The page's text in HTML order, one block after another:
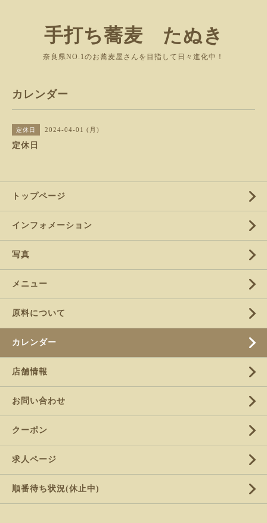
手打ち蕎麦 たぬき
奈良県NO.1のお蕎麦屋さんを目指して日々進化中！
カレンダー
定休日 2024-04-01 (月)
定休日
トップページ
インフォメーション
写真
メニュー
原料について
カレンダー
店舗情報
お問い合わせ
クーポン
求人ページ
順番待ち状況(休止中)